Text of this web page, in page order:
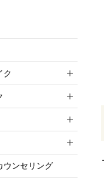
ク
ウンセリング